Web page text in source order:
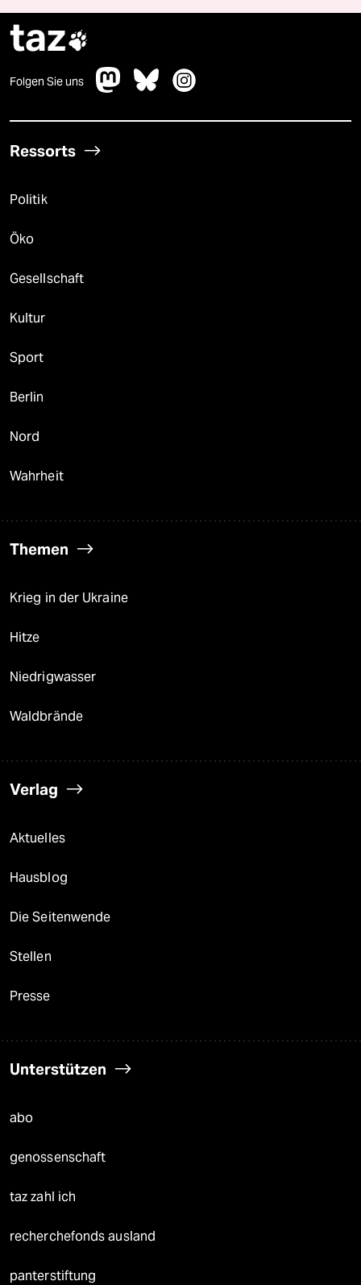
taz
Folgen Sie uns
Ressorts
Politik
Öko
Gesellschaft
Kultur
Sport
Berlin
Nord
Wahrheit
Themen
Krieg in der Ukraine
Hitze
Niedrigwasser
Waldbrände
Verlag
Aktuelles
Hausblog
Die Seitenwende
Stellen
Presse
Unterstützen
abo
genossenschaft
taz zahl ich
recherchefonds ausland
panterstiftung